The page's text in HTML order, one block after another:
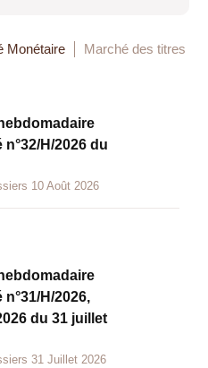
Monétaire Marché des titres
H/2026 du
10 Août 2026
H/2026,
du 31 juillet
31 Juillet 2026